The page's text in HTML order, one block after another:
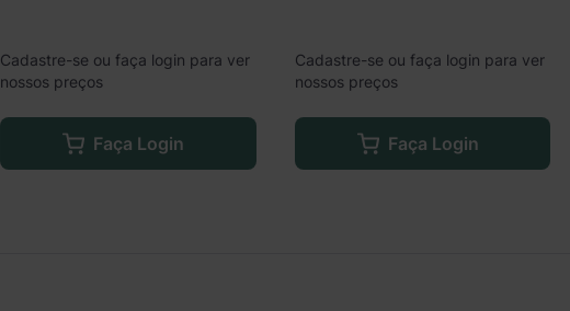
Cadastre-se ou faça login para ver
nossos preços
Faça Login
Cadastre-se ou faça login para ver
nossos preços
Faça Login